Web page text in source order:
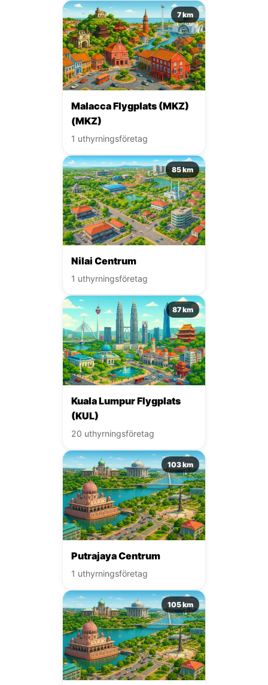
7 km
Malacca Flygplats (MKZ)
(MKZ)
1 uthyrningsföretag
85 km
Nilai Centrum
1 uthyrningsföretag
87 km
Kuala Lumpur Flygplats
(KUL)
20 uthyrningsföretag
103 km
Putrajaya Centrum
1 uthyrningsföretag
105 km